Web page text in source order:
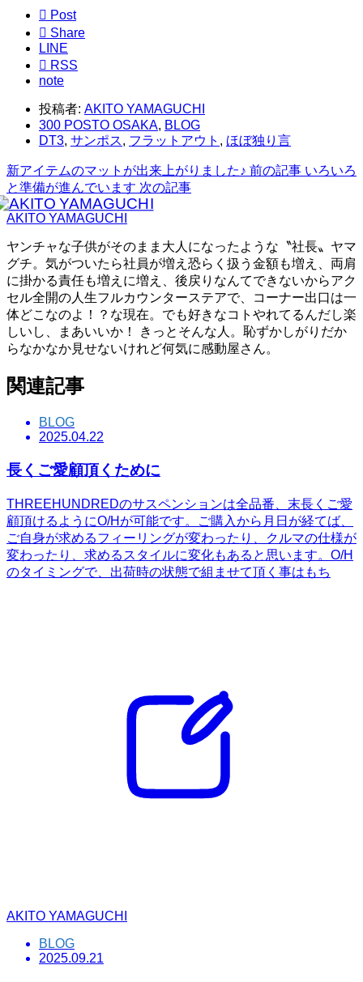
 Post
 Share
LINE
 RSS
note
投稿者: AKITO YAMAGUCHI
300 POSTO OSAKA, BLOG
DT3, サンポス, フラットアウト , ほぼ独り言
新アイテムのマットが出来上がりました♪ 前の記事 いろいろ
と準備が進んでいます 次の記事
AKITO YAMAGUCHI
ヤンチャな子供がそのまま大人になったような〝社長〟ヤマ
グチ。気がついたら社員が増え恐らく扱う金額も増え、両肩
に掛かる責任も増えに増え、後戻りなんてできないからアク
セル全開の人生フルカウンターステアで、コーナー出口は一
体どこなのよ！？な現在。でも好きなコトやれてるんだし楽
しいし、まあいいか！ きっとそんな人。恥ずかしがりだか
らなかなか見せないけれど何気に感動屋さん。
関連記事
BLOG
2025.04.22
長くご愛顧頂くために
THREEHUNDREDのサスペンションは全品番、末長くご愛
顧頂けるようにO/Hが可能です。ご購入から月日が経てば、
ご自身が求めるフィーリングが変わったり、クルマの仕様が
変わったり、求めるスタイルに変化もあると思います。O/H
のタイミングで、出荷時の状態で組ませて頂く事はもち
AKITO YAMAGUCHI
BLOG
2025.09.21